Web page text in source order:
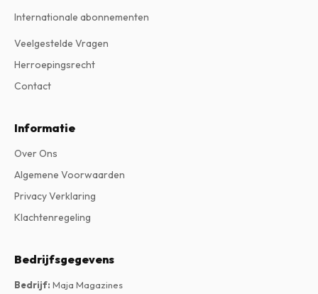
Internationale abonnementen
Veelgestelde Vragen
Herroepingsrecht
Contact
Informatie
Over Ons
Algemene Voorwaarden
Privacy Verklaring
Klachtenregeling
Bedrijfsgegevens
Bedrijf: Maja Magazines